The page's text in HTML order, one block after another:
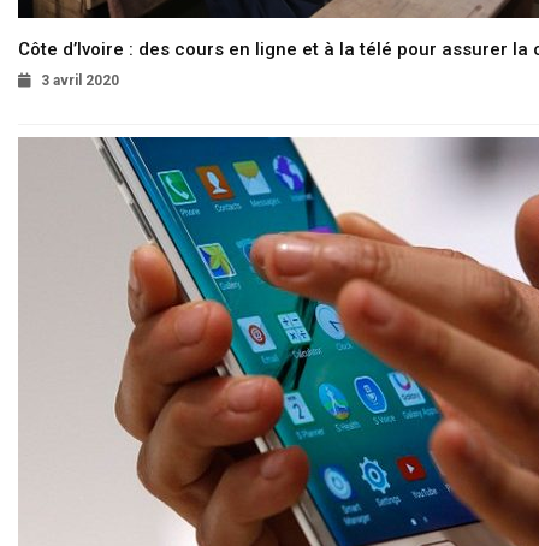
Côte d’Ivoire : des cours en ligne et à la télé pour assurer la
3 avril 2020